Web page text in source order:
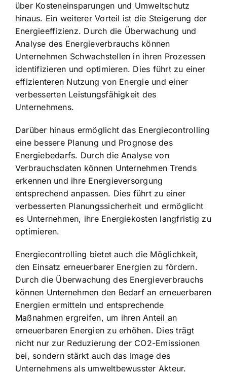
über Kosteneinsparungen und Umweltschutz
hinaus. Ein weiterer Vorteil ist die Steigerung der
Energieeffizienz. Durch die Überwachung und
Analyse des Energieverbrauchs können
Unternehmen Schwachstellen in ihren Prozessen
identifizieren und optimieren. Dies führt zu einer
effizienteren Nutzung von Energie und einer
verbesserten Leistungsfähigkeit des
Unternehmens.
Darüber hinaus ermöglicht das Energiecontrolling
eine bessere Planung und Prognose des
Energiebedarfs. Durch die Analyse von
Verbrauchsdaten können Unternehmen Trends
erkennen und ihre Energieversorgung
entsprechend anpassen. Dies führt zu einer
verbesserten Planungssicherheit und ermöglicht
es Unternehmen, ihre Energiekosten langfristig zu
optimieren.
Energiecontrolling bietet auch die Möglichkeit,
den Einsatz erneuerbarer Energien zu fördern.
Durch die Überwachung des Energieverbrauchs
können Unternehmen den Bedarf an erneuerbaren
Energien ermitteln und entsprechende
Maßnahmen ergreifen, um ihren Anteil an
erneuerbaren Energien zu erhöhen. Dies trägt
nicht nur zur Reduzierung der CO2-Emissionen
bei, sondern stärkt auch das Image des
Unternehmens als umweltbewusster Akteur.